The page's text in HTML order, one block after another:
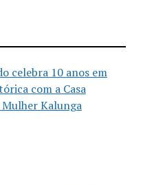
celebra 10 anos em
com a Casa
Kalunga